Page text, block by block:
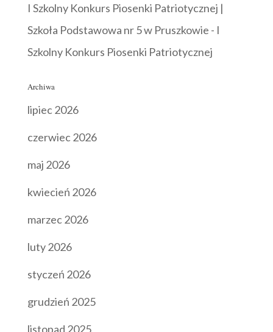
I Szkolny Konkurs Piosenki Patriotycznej |
Szkoła Podstawowa nr 5 w Pruszkowie - I
Szkolny Konkurs Piosenki Patriotycznej
Archiwa
lipiec 2026
czerwiec 2026
maj 2026
kwiecień 2026
marzec 2026
luty 2026
styczeń 2026
grudzień 2025
listopad 2025